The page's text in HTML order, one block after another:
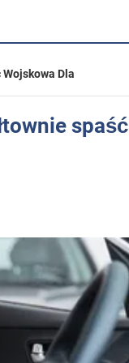
Wojskowa Dla
spaść